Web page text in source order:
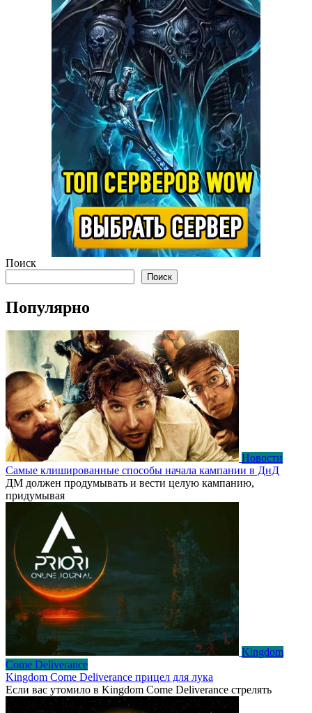
Поиск
Поиск
Популярно
Новости
Самые клишированные способы начала кампании в ДнД
ДМ должен продумывать и вести целую кампанию,
придумывая
Kingdom
Come Deliverance
Kingdom Come Deliverance прицел для лука
Если вас утомило в Kingdom Come Deliverance стрелять